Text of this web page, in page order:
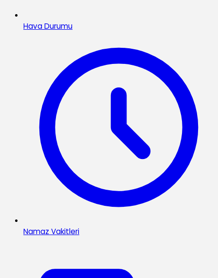
Hava Durumu
Namaz Vakitleri